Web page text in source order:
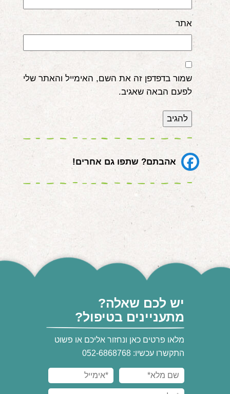
אתר
שמור בדפדפן זה את השם, האימייל והאתר שלי
לפעם הבאה שאגיב.
אהבתם? שתפו גם אחרים!
יש לכם שאלה?
מתעניינים בטיפול?
מלאו פרטים כאן ונחזור אליכם או פשוט
התקשרו עכשיו: 052-6868768